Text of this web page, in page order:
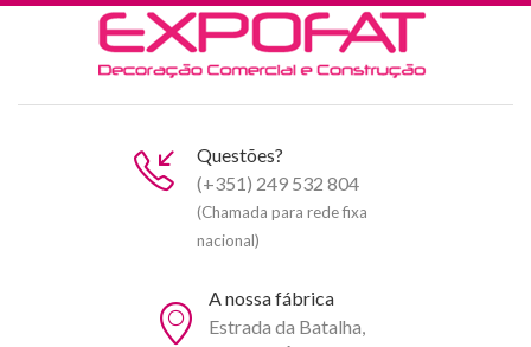
Questões?
(+351) 249 532 804
(Chamada para rede fixa
nacional)
A nossa fábrica
Estrada da Batalha,